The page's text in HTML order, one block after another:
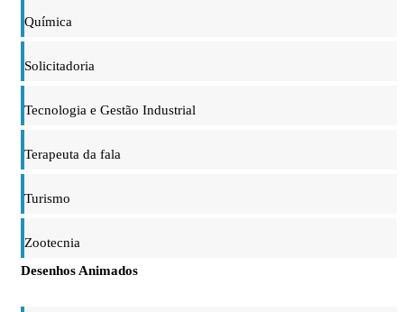
Química
Solicitadoria
Tecnologia e Gestão Industrial
Terapeuta da fala
Turismo
Zootecnia
Desenhos Animados